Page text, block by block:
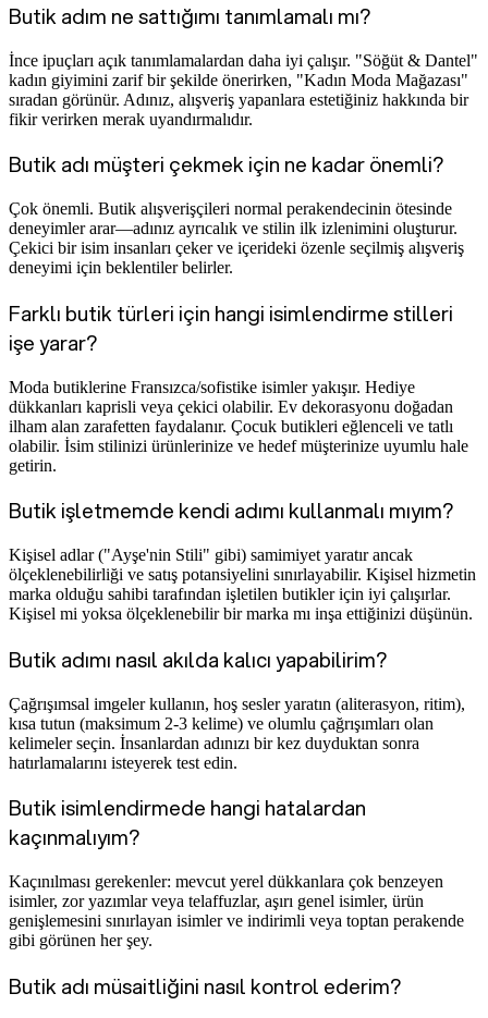
Butik adım ne sattığımı tanımlamalı mı?
İnce ipuçları açık tanımlamalardan daha iyi çalışır. "Söğüt & Dantel"
kadın giyimini zarif bir şekilde önerirken, "Kadın Moda Mağazası"
sıradan görünür. Adınız, alışveriş yapanlara estetiğiniz hakkında bir
fikir verirken merak uyandırmalıdır.
Butik adı müşteri çekmek için ne kadar önemli?
Çok önemli. Butik alışverişçileri normal perakendecinin ötesinde
deneyimler arar—adınız ayrıcalık ve stilin ilk izlenimini oluşturur.
Çekici bir isim insanları çeker ve içerideki özenle seçilmiş alışveriş
deneyimi için beklentiler belirler.
Farklı butik türleri için hangi isimlendirme stilleri
işe yarar?
Moda butiklerine Fransızca/sofistike isimler yakışır. Hediye
dükkanları kaprisli veya çekici olabilir. Ev dekorasyonu doğadan
ilham alan zarafetten faydalanır. Çocuk butikleri eğlenceli ve tatlı
olabilir. İsim stilinizi ürünlerinize ve hedef müşterinize uyumlu hale
getirin.
Butik işletmemde kendi adımı kullanmalı mıyım?
Kişisel adlar ("Ayşe'nin Stili" gibi) samimiyet yaratır ancak
ölçeklenebilirliği ve satış potansiyelini sınırlayabilir. Kişisel hizmetin
marka olduğu sahibi tarafından işletilen butikler için iyi çalışırlar.
Kişisel mi yoksa ölçeklenebilir bir marka mı inşa ettiğinizi düşünün.
Butik adımı nasıl akılda kalıcı yapabilirim?
Çağrışımsal imgeler kullanın, hoş sesler yaratın (aliterasyon, ritim),
kısa tutun (maksimum 2-3 kelime) ve olumlu çağrışımları olan
kelimeler seçin. İnsanlardan adınızı bir kez duyduktan sonra
hatırlamalarını isteyerek test edin.
Butik isimlendirmede hangi hatalardan
kaçınmalıyım?
Kaçınılması gerekenler: mevcut yerel dükkanlara çok benzeyen
isimler, zor yazımlar veya telaffuzlar, aşırı genel isimler, ürün
genişlemesini sınırlayan isimler ve indirimli veya toptan perakende
gibi görünen her şey.
Butik adı müsaitliğini nasıl kontrol ederim?